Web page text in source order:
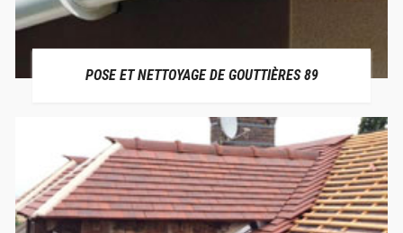
POSE ET NETTOYAGE DE GOUTTIÈRES 89